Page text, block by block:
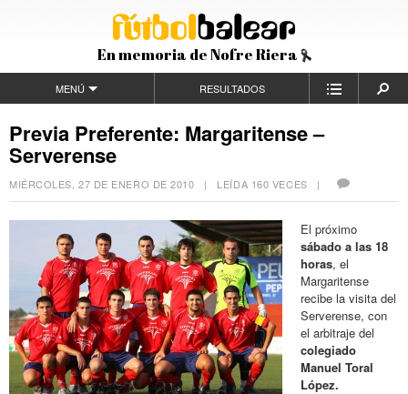
En memoria de Nofre Riera
MENÚ RESULTADOS
Previa Preferente: Margaritense –
Serverense
MIÉRCOLES, 27 DE ENERO DE 2010 | LEÍDA 160 VECES |
El próximo
sábado a las 18
horas, el
Margaritense
recibe la visita del
Serverense, con
el arbitraje del
colegiado
Manuel Toral
López.